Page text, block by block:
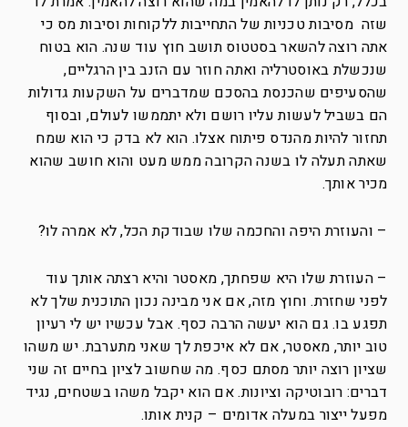
שזה מסיבות טכניות של התחייבות ללקוחות וסיבות מס כי
אתה רוצה להשאר בסטטוס תושב חוץ עוד שנה. הוא בטוח
שנכשלת באוסטרליה ואתה חוזר עם הזנב בין הרגליים,
שהסעיפים שהכנסת בהסכם שמדברים על השקעות גדולות
הם בשביל לעשות עליו רושם ולא יתממשו לעולם, ובסוף
תחזור להיות מהנדס פיתוח אצלו. הוא לא בדק כי הוא שמח
שאתה תעלה לו בשנה הקרובה ממש מעט והוא חושב שהוא
מכיר אותך.
– והעוזרת היפה והחכמה שלו שבודקת הכל, לא אמרה לו?
– העוזרת שלו היא שפחתך, מאסטר והיא רצתה אותך עוד
לפני שחזרת. וחוץ מזה, אם אני מבינה נכון התוכנית שלך לא
תפגע בו. גם הוא יעשה הרבה כסף. אבל עכשיו יש לי רעיון
טוב יותר, מאסטר, אם לא איכפת לך שאני מתערבת. יש משהו
שציון רוצה יותר מסתם כסף. מה שחשוב לציון בחיים זה שני
דברים: רובוטיקה וציונות. אם הוא יקבל משהו בשטחים, נגיד
מפעל ייצור במעלה אדומים – קנית אותו.